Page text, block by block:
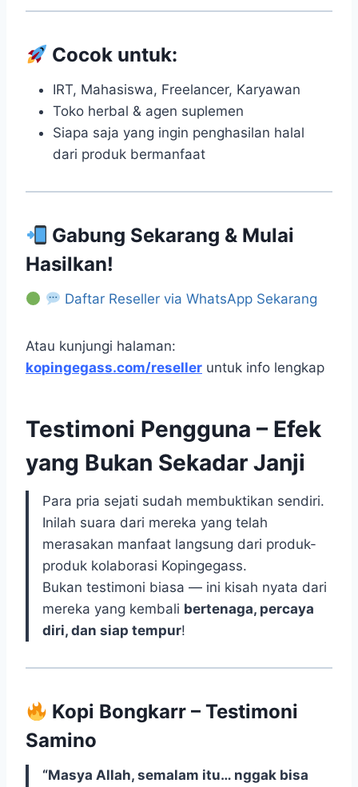
Cocok untuk:
IRT, Mahasiswa, Freelancer, Karyawan
Toko herbal & agen suplemen
Siapa saja yang ingin penghasilan halal
dari produk bermanfaat
Gabung Sekarang & Mulai
Hasilkan!
Daftar Reseller via WhatsApp Sekarang
Atau kunjungi halaman:
kopingegass.com/reseller untuk info lengkap
Testimoni Pengguna – Efek
yang Bukan Sekadar Janji
Para pria sejati sudah membuktikan sendiri.
Inilah suara dari mereka yang telah
merasakan manfaat langsung dari produk-
produk kolaborasi Kopingegass.
Bukan testimoni biasa — ini kisah nyata dari
mereka yang kembali bertenaga, percaya
diri, dan siap tempur!
Kopi Bongkarr – Testimoni
Samino
“Masya Allah, semalam itu… nggak bisa